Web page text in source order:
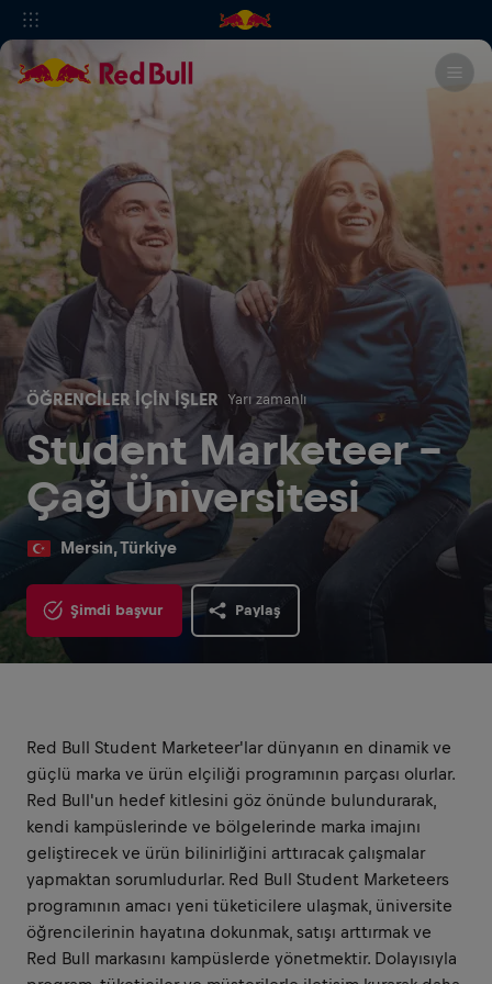
ÖĞRENCILER IÇIN İŞLER Yarı zamanlı
Student Marketeer -
Çağ Üniversitesi
Mersin, Türkiye
Şimdi başvur Paylaş
Red Bull Student Marketeer'lar dünyanın en dinamik ve
güçlü marka ve ürün elçiliği programının parçası olurlar.
Red Bull'un hedef kitlesini göz önünde bulundurarak,
kendi kampüslerinde ve bölgelerinde marka imajını
geliştirecek ve ürün bilinirliğini arttıracak çalışmalar
yapmaktan sorumludurlar. Red Bull Student Marketeers
programının amacı yeni tüketicilere ulaşmak, üniversite
öğrencilerinin hayatına dokunmak, satışı arttırmak ve
Red Bull markasını kampüslerde yönetmektir. Dolayısıyla